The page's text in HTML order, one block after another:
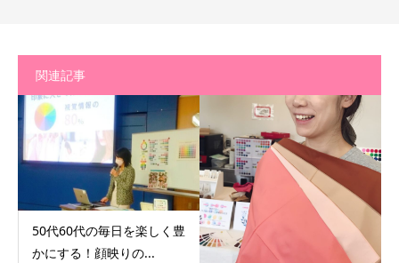
関連記事
50代60代の毎日を楽しく豊
かにする！顔映りの...